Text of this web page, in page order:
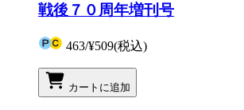
戦後７０周年増刊号
463/¥509(税込)
カートに追加